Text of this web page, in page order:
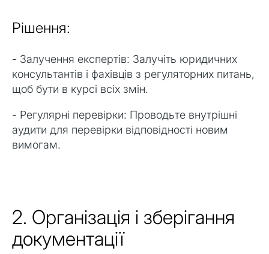
Рішення:
- Залучення експертів: Залучіть юридичних
консультантів і фахівців з регуляторних питань,
щоб бути в курсі всіх змін.
- Регулярні перевірки: Проводьте внутрішні
аудити для перевірки відповідності новим
вимогам.
2. Організація і зберігання
документації